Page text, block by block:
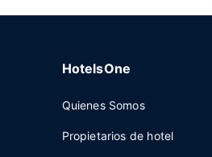
HotelsOne
Quienes Somos
Propietarios de hotel